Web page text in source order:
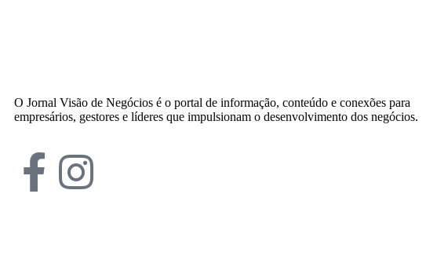
O Jornal Visão de Negócios é o portal de informação, conteúdo e conexões para
empresários, gestores e líderes que impulsionam o desenvolvimento dos negócios.